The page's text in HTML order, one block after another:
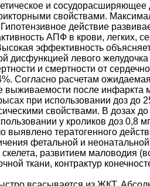
и
свойствами.
действие
АПФ в крови, легких,
эффективность
дисфункцией левого
и смертности от
Согласно расчетам
выживаемости после инфаркта
при использовании доз до
свойствами. В дозах
у кроликов доз 0,8
выявлено тератогенного
фетальной и
развитием маловодия
ткани, контрактур